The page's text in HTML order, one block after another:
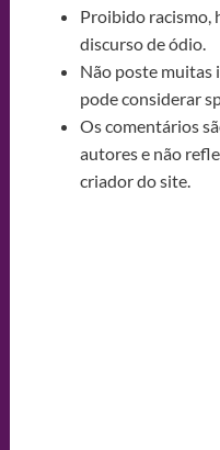
Proibido racismo,
discurso de ódio.
Não poste muitas
pode considerar
Os comentários
autores e não
criador do site.